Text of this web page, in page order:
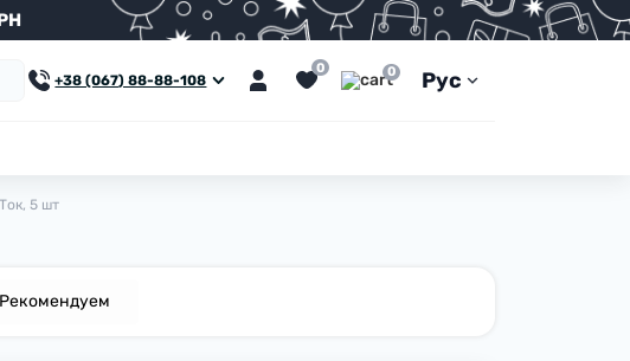
+38 (067) 88-88-108
0 0 Рус
5 шт
Рекомендуем